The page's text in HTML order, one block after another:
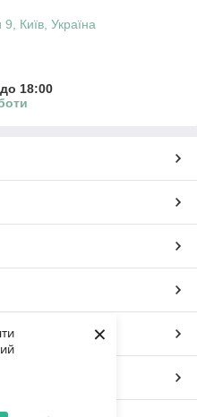
×
великий вибір
оформивши замовлення в
колірній гамі яка
на сторінках сайту
Київ, Україна
18:00